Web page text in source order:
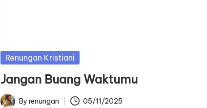
Posted
Renungan Kristiani
Jangan Buang Waktumu
Byrenungan 05/11/2025